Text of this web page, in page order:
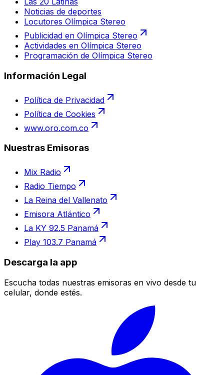
Noticias de deportes
Locutores Olímpica Stereo
Publicidad en Olímpica Stereo
Actividades en Olímpica Stereo
Programación de Olímpica Stereo
Información Legal
Política de Privacidad
Política de Cookies
www.oro.com.co
Nuestras Emisoras
Mix Radio
Radio Tiempo
La Reina del Vallenato
Emisora Atlántico
La KY 92.5 Panamá
Play 103.7 Panamá
Descarga la app
Escucha todas nuestras emisoras en vivo desde tu
celular, donde estés.